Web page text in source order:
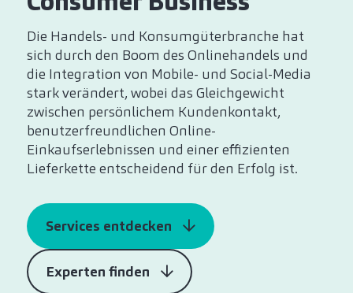
Die Handels- und Konsumgüterbranche hat
sich durch den Boom des Onlinehandels und
die Integration von Mobile- und Social-Media
stark verändert, wobei das Gleichgewicht
zwischen persönlichem Kundenkontakt,
benutzerfreundlichen Online-
Einkaufserlebnissen und einer effizienten
Lieferkette entscheidend für den Erfolg ist.
Services entdecken
Experten finden